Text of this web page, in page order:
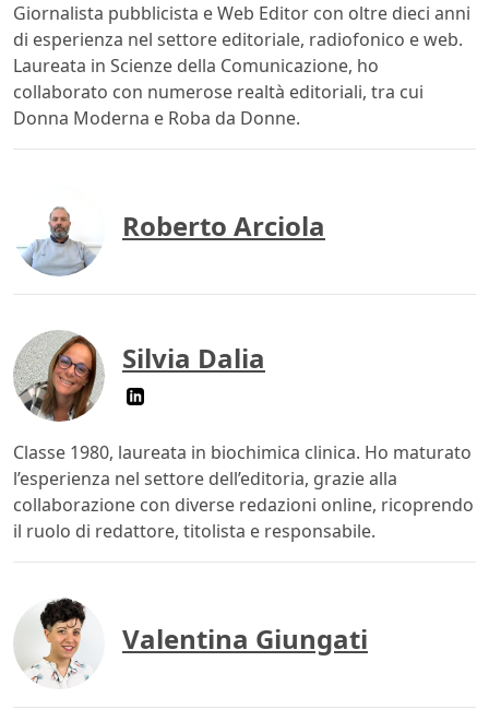
Giornalista pubblicista e Web Editor con oltre dieci anni
di esperienza nel settore editoriale, radiofonico e web.
Laureata in Scienze della Comunicazione, ho
collaborato con numerose realtà editoriali, tra cui
Donna Moderna e Roba da Donne.
Roberto Arciola
Silvia Dalia
Classe 1980, laureata in biochimica clinica. Ho maturato
l’esperienza nel settore dell’editoria, grazie alla
collaborazione con diverse redazioni online, ricoprendo
il ruolo di redattore, titolista e responsabile.
Valentina Giungati